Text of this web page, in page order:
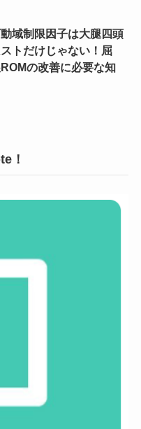
域制限因子は大腿四頭
トだけじゃない！屈
の改善に必要な知
！